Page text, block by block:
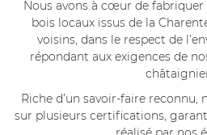
Nous avons à cœur de
bois locaux issus de la
voisins, dans le respect de
répondant aux exigences de
Riche d’un savoir-faire reconnu,
sur plusieurs certifications,